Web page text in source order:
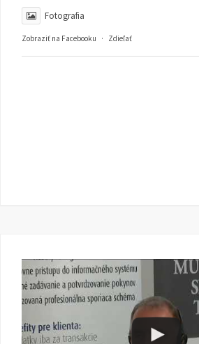
Fotografia
Zobraziť na Facebooku · Zdieľať